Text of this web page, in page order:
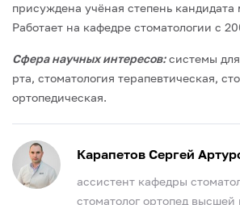
присуждена учёная степень
Работает на кафедре стоматологии с
Сфера научных интересов: системы
рта, стоматология терапевтическая,
ортопедическая.
Карапетов Сергей
ассистент кафедры
стоматолог ортопед высшей